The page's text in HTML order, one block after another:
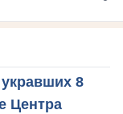
8
Центра